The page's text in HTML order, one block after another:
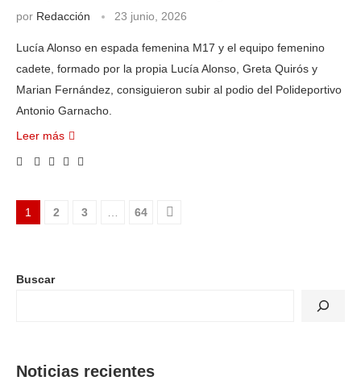
por Redacción 23 junio, 2026
Lucía Alonso en espada femenina M17 y el equipo femenino
cadete, formado por la propia Lucía Alonso, Greta Quirós y
Marian Fernández, consiguieron subir al podio del Polideportivo
Antonio Garnacho.
Leer más
1 2 3 64
Buscar
Noticias recientes